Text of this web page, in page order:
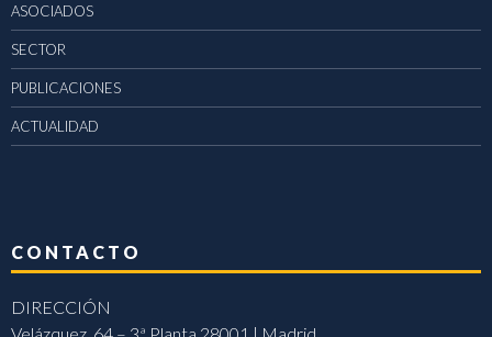
ASOCIADOS
SECTOR
PUBLICACIONES
ACTUALIDAD
CONTACTO
DIRECCIÓN
Velázquez, 64 – 3ª Planta 28001 | Madrid